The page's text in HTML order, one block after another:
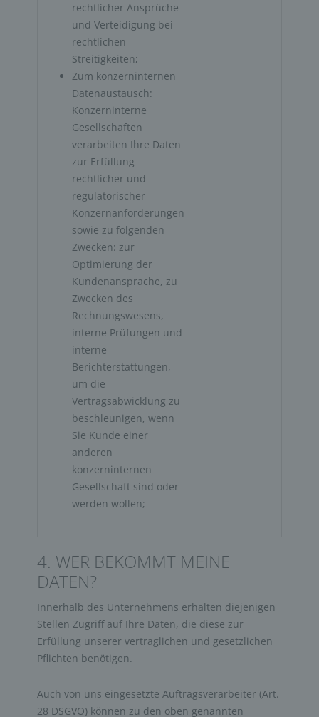
rechtlicher Ansprüche
und Verteidigung bei
rechtlichen
Streitigkeiten;
Zum konzerninternen
Datenaustausch:
Konzerninterne
Gesellschaften
verarbeiten Ihre Daten
zur Erfüllung
rechtlicher und
regulatorischer
Konzernanforderungen
sowie zu folgenden
Zwecken: zur
Optimierung der
Kundenansprache, zu
Zwecken des
Rechnungswesens,
interne Prüfungen und
interne
Berichterstattungen,
um die
Vertragsabwicklung zu
beschleunigen, wenn
Sie Kunde einer
anderen
konzerninternen
Gesellschaft sind oder
werden wollen;
4. WER BEKOMMT MEINE
DATEN?
Innerhalb des Unternehmens erhalten diejenigen
Stellen Zugriff auf Ihre Daten, die diese zur
Erfüllung unserer vertraglichen und gesetzlichen
Pflichten benötigen.
Auch von uns eingesetzte Auftragsverarbeiter (Art.
28 DSGVO) können zu den oben genannten